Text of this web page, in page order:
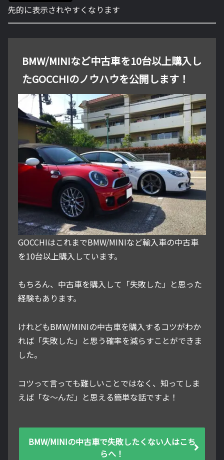
先的に表示されやすくなります
BMW/MINIなど中古車を10台以上購入し
たGOCCHIのノウハウを公開します！
GOCCHIはこれまでBMW/MINIなど輸入車の中古車
を10台以上購入しています。
もちろん、中古車を購入して「失敗した」と思った
経験もあります。
けれどもBMW/MINIの中古車を購入するコツがわか
れば「失敗した」と思う確率を減らすことができま
した。
コツって言っても難しいことではなく、知ってしま
えば「な～んだ」と思える簡単な話ですよ！
BMW/MINIの中古車で失敗したくない人はこち
らへ！